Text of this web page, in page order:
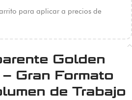
para aplicar a precios de
Golden
Gran Formato
de Trabajo